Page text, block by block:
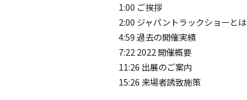
1:00 ご挨拶
2:00 ジャパントラックショーとは
4:59 過去の開催実績
7:22 2022 開催概要
11:26 出展のご案内
15:26 来場者誘致施策